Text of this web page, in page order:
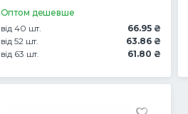
Оптом дешевше
від 40 шт.
66.95 ₴
від 52 шт.
63.86 ₴
від 63 шт.
61.80 ₴